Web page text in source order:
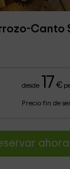
Canto
desde 17 €
Precio fin de
ahora